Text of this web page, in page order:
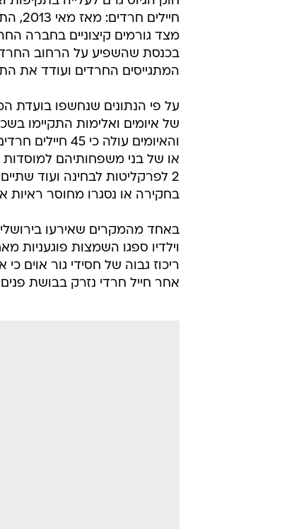
מצד גורמים קיצוניים בחברה
בכנסת שהשפיע על הרחוב
המתגייסים החרדים ועודד את
והאיומים
2 לפרקליטות לבחינה ועוד
בחקירה או נסגרו מחוסר ראיות
באחד מהמקרים שאירעו
וילדיו ספגו השמצות פוגעניות
ריכוז גבוה של חסידי גור אוים
אחר חייל חרדי נזרק בבושת